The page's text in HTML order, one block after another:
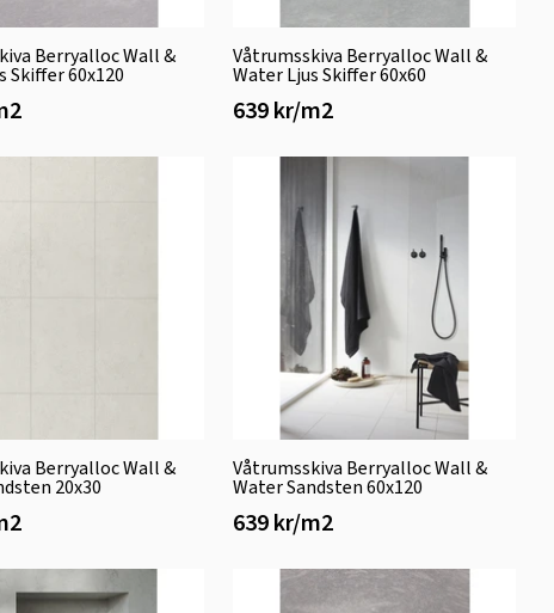
Berryalloc Wall &
Skiffer 60x120
Våtrumsskiva Berryalloc Wall &
Water Ljus Skiffer 60x60
639 kr/m2
Berryalloc Wall &
20x30
Våtrumsskiva Berryalloc Wall &
Water Sandsten 60x120
639 kr/m2